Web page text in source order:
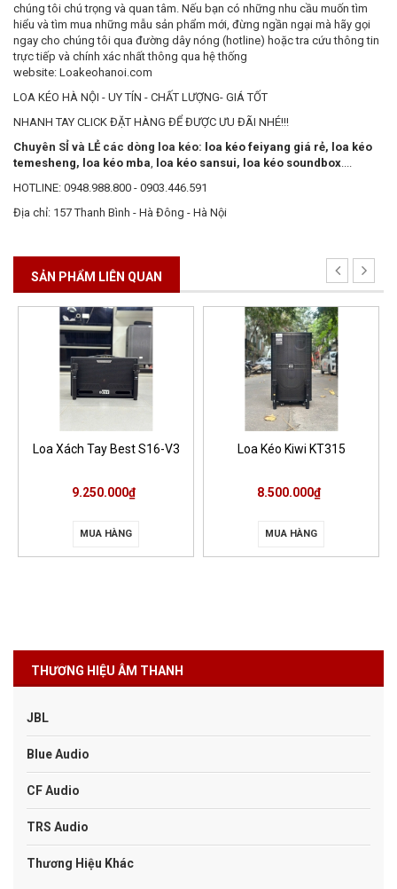
chúng tôi chú trọng và quan tâm. Nếu bạn có những nhu cầu muốn tìm
hiểu và tìm mua những mẫu sản phẩm mới, đừng ngần ngại mà hãy gọi
ngay cho chúng tôi qua đường dây nóng (hotline) hoặc tra cứu thông tin
trực tiếp và chính xác nhất thông qua hệ thống
website: Loakeohanoi.com
LOA KÉO HÀ NỘI - UY TÍN - CHẤT LƯỢNG- GIÁ TỐT
NHANH TAY CLICK ĐẶT HÀNG ĐỂ ĐƯỢC ƯU ĐÃI NHÉ!!!
Chuyên SỈ và LẺ các dòng loa kéo: loa kéo feiyang giá rẻ, loa kéo
temesheng, loa kéo mba loa kéo sansui, loa kéo soundbox
HOTLINE: 0948.988.800 - 0903.446.591
Địa chỉ: 157 Thanh Bình - Hà Đông - Hà Nội
SẢN PHẨM LIÊN QUAN
Loa Xách Tay Best S16-V3
9.250.000₫
MUA HÀNG
Loa Kéo Kiwi KT315
8.500.000₫
MUA HÀNG
THƯƠNG HIỆU ÂM THANH
JBL
Blue Audio
CF Audio
TRS Audio
Thương Hiệu Khác